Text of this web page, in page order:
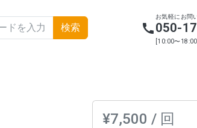
call
お気軽にお問
050-
[10:00〜18:00
¥7,500 / 回